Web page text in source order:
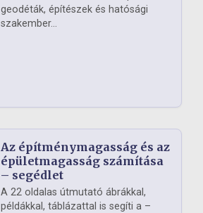
geodéták, építészek és hatósági
szakember...
Az építménymagasság és az
épületmagasság számítása
– segédlet
A 22 oldalas útmutató ábrákkal,
példákkal, táblázattal is segíti a –